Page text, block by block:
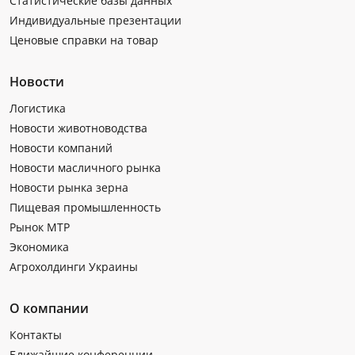
Индивидуальные презентации
Ценовые справки на товар
Новости
Логистика
Новости животноводства
Новости компаний
Новости масличного рынка
Новости рынка зерна
Пищевая промышленность
Рынок МТР
Экономика
Агрохолдинги Украины
О компании
Контакты